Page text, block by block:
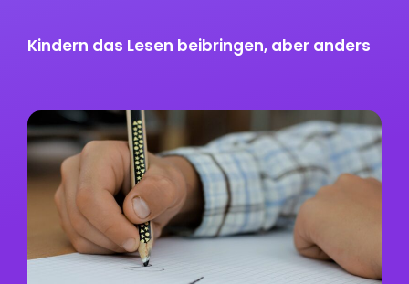
Kindern das Lesen beibringen, aber anders